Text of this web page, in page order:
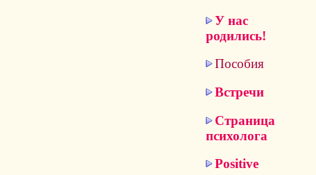
У нас
родились!
Пособия
Встречи
Страница
психолога
Positive